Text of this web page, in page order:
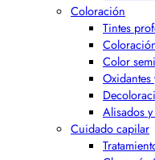
Coloración
Tintes
Color
Alisados
Cuidado capilar